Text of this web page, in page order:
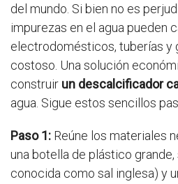
del mundo. Si bien no es
impurezas en el agua pueden
electrodomésticos, tuberías y
costoso. Una solución
construir un descalcificador
agua. Sigue estos sencillos
Paso 1: Reúne los materiales
una botella de plástico
conocida como sal inglesa) y